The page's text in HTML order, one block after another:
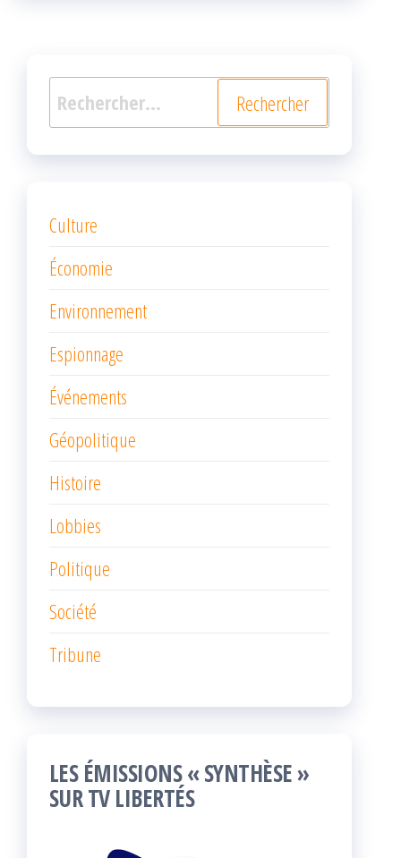
Rechercher :
Culture
Économie
Environnement
Espionnage
Événements
Géopolitique
Histoire
Lobbies
Politique
Société
Tribune
LES ÉMISSIONS « SYNTHÈSE »
SUR TV LIBERTÉS